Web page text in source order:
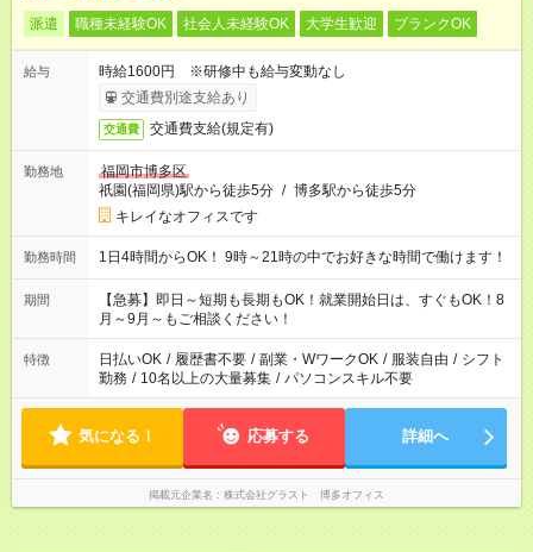
派遣 職種未経験OK 社会人未経験OK 大学生歓迎 ブランクOK
給与
時給1600円 ※研修中も給与変動なし
交通費別途支給あり
交通費 交通費支給(規定有)
勤務地
福岡市博多区
祇園(福岡県)駅から徒歩5分 / 博多駅から徒歩5分
キレイなオフィスです
勤務時間 1日4時間からOK！ 9時～21時の中でお好きな時間で働けます！
期間
【急募】即日～短期も長期もOK！就業開始日は、すぐもOK！8
月～9月～もご相談ください！
特徴 日払いOK / 履歴書不要 / 副業・WワークOK / 服装自由 / シフト
勤務 / 10名以上の大量募集 / パソコンスキル不要
気になる！ 応募する 詳細へ
掲載元企業名 株式会社グラスト 博多オフィス